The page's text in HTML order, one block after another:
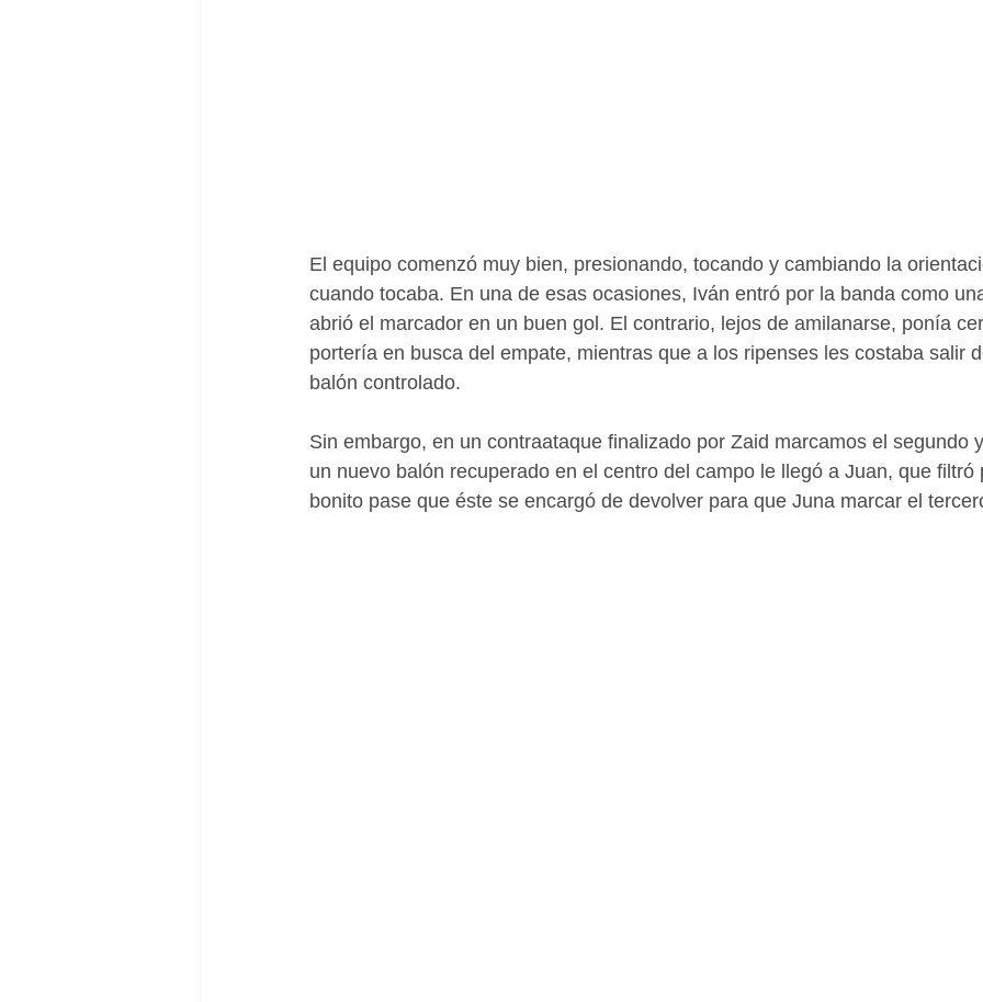
El equipo comenzó muy bien, presionando, tocando y cambiando la
cuando tocaba. En una de esas ocasiones, Iván entró por la banda como
abrió el marcador en un buen gol. El contrario, lejos de amilanarse, ponía
portería en busca del empate, mientras que a los ripenses les costaba salir
balón controlado.
Sin embargo, en un contraataque finalizado por Zaid marcamos el segundo
un nuevo balón recuperado en el centro del campo le llegó a Juan, que
bonito pase que éste se encargó de devolver para que Juna marcar el